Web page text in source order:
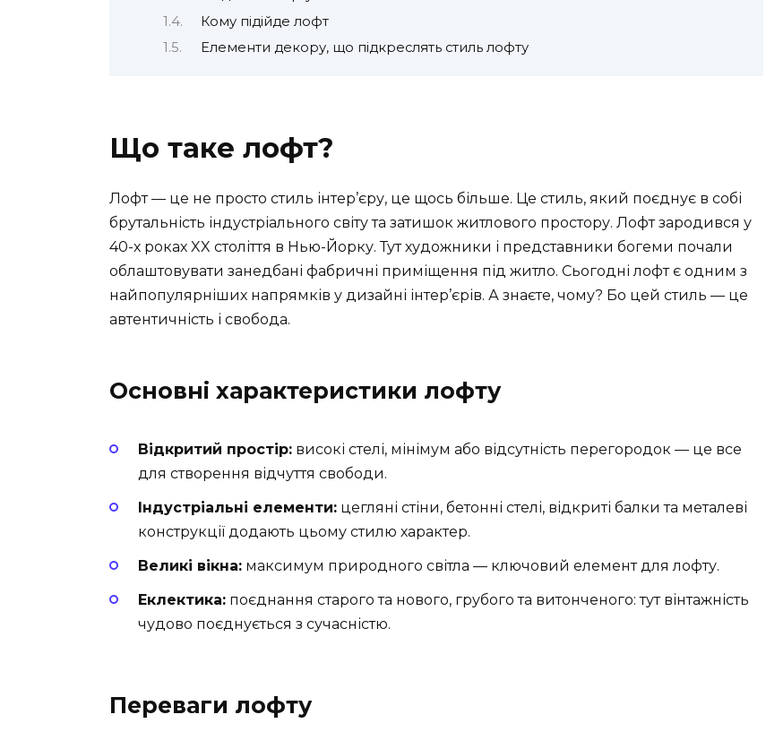
Кому підійде лофт
Елементи декору, що підкреслять стиль лофту
Що таке лофт?
Лофт — це не просто стиль інтер’єру, це щось більше. Це стиль, який поєднує в собі
брутальність індустріального світу та затишок житлового простору. Лофт зародився у
40-х роках XX століття в Нью-Йорку. Тут художники і представники богеми почали
облаштовувати занедбані фабричні приміщення під житло. Сьогодні лофт є одним з
найпопулярніших напрямків у дизайні інтер’єрів. А знаєте, чому? Бо цей стиль — це
автентичність і свобода.
Основні характеристики лофту
Відкритий простір: високі стелі, мінімум або відсутність перегородок — це все
для створення відчуття свободи.
Індустріальні елементи: цегляні стіни, бетонні стелі, відкриті балки та металеві
конструкції додають цьому стилю характер.
Великі вікна: максимум природного світла — ключовий елемент для лофту.
Еклектика: поєднання старого та нового, грубого та витонченого: тут вінтажність
чудово поєднується з сучасністю.
Переваги лофту